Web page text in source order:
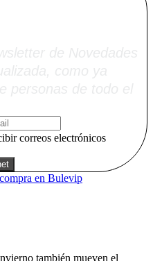
correos electrónicos